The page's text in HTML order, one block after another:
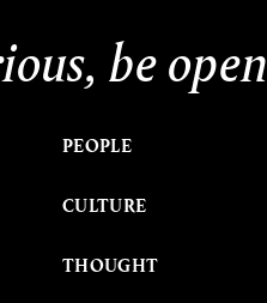
be open
PEOPLE
CULTURE
THOUGHT